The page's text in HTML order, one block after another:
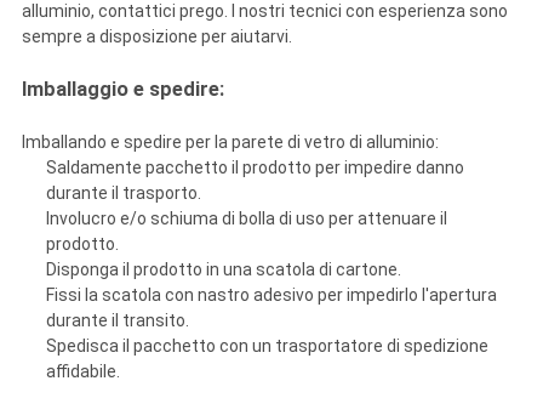
alluminio, contattici prego. I nostri tecnici con esperienza sono
sempre a disposizione per aiutarvi.
Imballaggio e spedire:
Imballando e spedire per la parete di vetro di alluminio:
Saldamente pacchetto il prodotto per impedire danno
durante il trasporto.
Involucro e/o schiuma di bolla di uso per attenuare il
prodotto.
Disponga il prodotto in una scatola di cartone.
Fissi la scatola con nastro adesivo per impedirlo l'apertura
durante il transito.
Spedisca il pacchetto con un trasportatore di spedizione
affidabile.